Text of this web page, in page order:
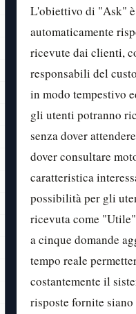
L'obiettivo di "Ask"
automaticamente
ricevute dai clienti,
responsabili del
in modo tempestivo
gli utenti potranno
senza dover
dover consultare
caratteristica
possibilità per gli
ricevuta come
a cinque domande
tempo reale
costantemente il
risposte fornite